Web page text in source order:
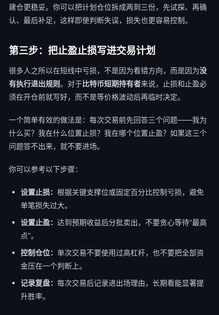
建仓更稳妥。你可以把计划仓位拆成两到三份，先试探、再确
认、最后补足，这样即使判断失误，损失也更容易控制。
第三步：把止盈止损写进交易计划
很多人之所以在短线中亏损，不是因为看错方向，而是因为没
有执行退出规则。对于比特币短期持有者来说，止损和止盈必
须在开仓前就写好，而不是等价格波动后再临时决定。
一个简单有效的做法是：每次交易前先回答三个问题——我为
什么买？我在什么位置止损？我在哪个位置止盈？如果这三个
问题答不出来，就不要进场。
你可以参考以下步骤：
设置止损： 根据关键支撑位或固定百分比控制亏损，避免
单笔损失过大。
设置止盈： 达到预期收益后分批卖出，不要贪心等待“最高
点”。
控制仓位： 单次交易不要使用过高杠杆，也不要把全部资
金压在一个判断上。
记录复盘： 每次交易后记录进出场理由，长期看能显著提
升胜率。